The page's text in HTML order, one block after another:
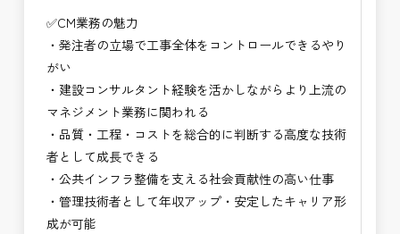
・河川巡視支援業務
・道路許認可審査・適正化指導業務
・調査設計資料作成業務
・施工体制調査員
・建設プロジェクト・マネジメント業務
・PM業務、CM業務
※応募書類等の送付方法につきましては、基本的に
Ｅメールで送付
頂きたいと思います。
✅CM業務の魅力
・発注者の立場で工事全体をコントロールできるやり
がい
・建設コンサルタント経験を活かしながらより上流の
マネジメント業務に関われる
・品質・工程・コストを総合的に判断する高度な技術
者として成長できる
・公共インフラ整備を支える社会貢献性の高い仕事
・管理技術者として年収アップ・安定したキャリア形
成が可能